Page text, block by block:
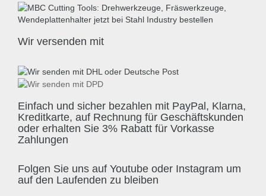
Wir versenden mit
Einfach und sicher bezahlen mit PayPal, Klarna,
Kreditkarte, auf Rechnung für Geschäftskunden
oder erhalten Sie 3% Rabatt für Vorkasse
Zahlungen
Folgen Sie uns auf Youtube oder Instagram um
auf den Laufenden zu bleiben